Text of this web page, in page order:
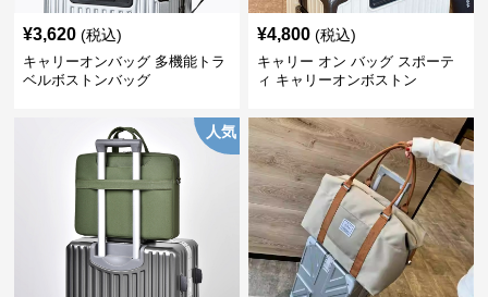
¥3,620 (税込)
キャリーオンバッグ 多機能トラ
ベルボストンバッグ
¥4,800 (税込)
キャリー オン バッグ スポーテ
ィ キャリーオンボストン
人気